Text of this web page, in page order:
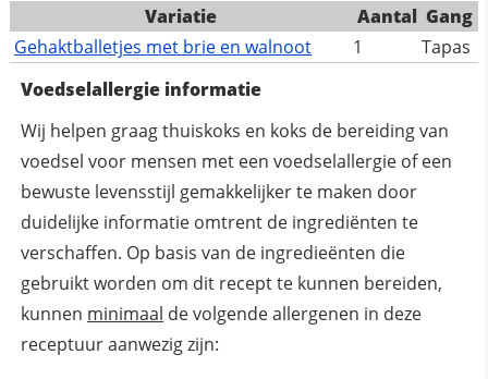
Variatie
Aantal Gang
Gehaktballetjes met brie en walnoot
1
Tapas
Voedselallergie informatie
Wij helpen graag thuiskoks en koks de bereiding van
voedsel voor mensen met een voedselallergie of een
bewuste levensstijl gemakkelijker te maken door
duidelijke informatie omtrent de ingrediënten te
verschaffen. Op basis van de ingredieënten die
gebruikt worden om dit recept te kunnen bereiden,
kunnen minimaal de volgende allergenen in deze
receptuur aanwezig zijn: